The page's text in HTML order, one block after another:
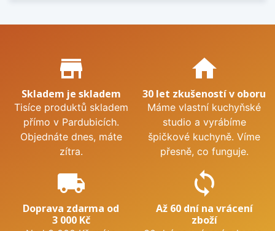
Proč nakupovat u nás?
store_mall_directory
Skladem je skladem
Tisíce produktů skladem
přímo v Pardubicích.
Objednáte dnes, máte
zítra.
home
30 let zkušeností v oboru
Máme vlastní kuchyňské
studio a vyrábíme
špičkové kuchyně. Víme
přesně, co funguje.
local_shipping
Doprava zdarma od
3 000 Kč
sync
Až 60 dní na vrácení
zboží